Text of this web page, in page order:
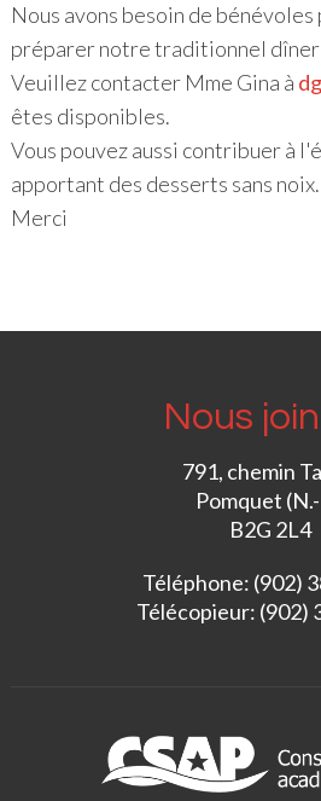
Nous avons besoin de bénévoles
préparer notre traditionnel dîner
Veuillez contacter Mme Gina à
êtes disponibles.
Vous pouvez aussi contribuer à
apportant des desserts sans noix.
Merci
Nous
791, chemin
Pomquet
B2G 2L4
Téléphone: (902)
Télécopieur: (902)